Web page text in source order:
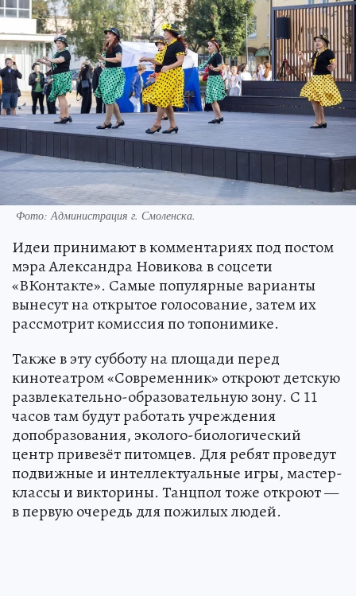
Фото: Администрация г. Смоленска.
Идеи принимают в комментариях под постом
мэра Александра Новикова в соцсети
«ВКонтакте». Самые популярные варианты
вынесут на открытое голосование, затем их
рассмотрит комиссия по топонимике.
Также в эту субботу на площади перед
кинотеатром «Современник» откроют детскую
развлекательно-образовательную зону. С 11
часов там будут работать учреждения
допобразования, эколого-биологический
центр привезёт питомцев. Для ребят проведут
подвижные и интеллектуальные игры, мастер-
классы и викторины. Танцпол тоже откроют —
в первую очередь для пожилых людей.